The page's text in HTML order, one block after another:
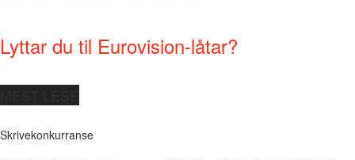
Lyttar du til Eurovision-låtar?
Skrivekonkurranse